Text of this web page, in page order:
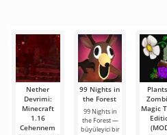
Nether
Devrimi:
Minecraft
1.16
Cehennem
99 Nights in
the Forest
99 Nights in
the Forest —
büyüleyici bir
Magic